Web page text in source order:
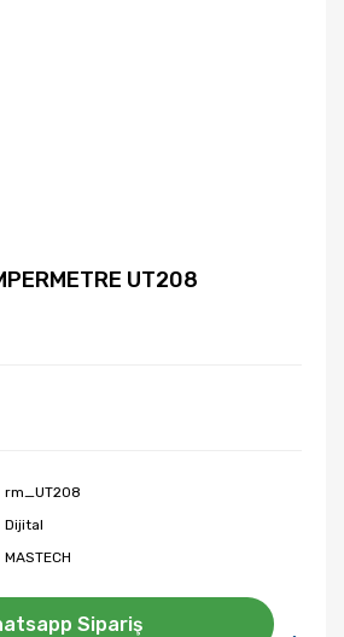
UT208
rm_UT208
Dijital
MASTECH
Sipariş